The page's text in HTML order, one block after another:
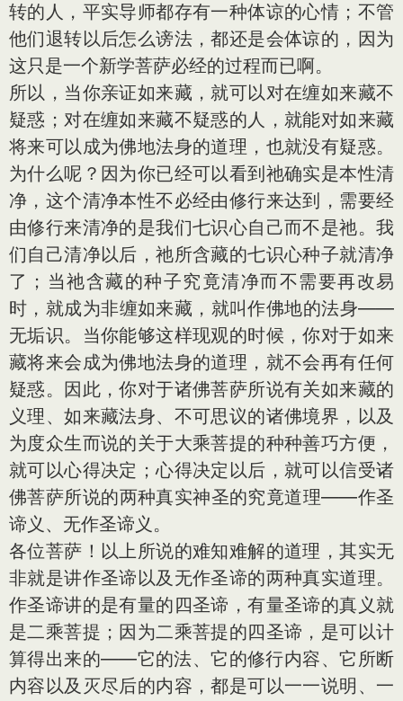
转的人，平实导师都存有一种体谅的心情；不管
他们退转以后怎么谤法，都还是会体谅的，因为
这只是一个新学菩萨必经的过程而已啊。
所以，当你亲证如来藏，就可以对在缠如来藏不
疑惑；对在缠如来藏不疑惑的人，就能对如来藏
将来可以成为佛地法身的道理，也就没有疑惑。
为什么呢？因为你已经可以看到祂确实是本性清
净，这个清净本性不必经由修行来达到，需要经
由修行来清净的是我们七识心自己而不是祂。我
们自己清净以后，祂所含藏的七识心种子就清净
了；当祂含藏的种子究竟清净而不需要再改易
时，就成为非缠如来藏，就叫作佛地的法身——
无垢识。当你能够这样现观的时候，你对于如来
藏将来会成为佛地法身的道理，就不会再有任何
疑惑。因此，你对于诸佛菩萨所说有关如来藏的
义理、如来藏法身、不可思议的诸佛境界，以及
为度众生而说的关于大乘菩提的种种善巧方便，
就可以心得决定；心得决定以后，就可以信受诸
佛菩萨所说的两种真实神圣的究竟道理——作圣
谛义、无作圣谛义。
各位菩萨！以上所说的难知难解的道理，其实无
非就是讲作圣谛以及无作圣谛的两种真实道理。
作圣谛讲的是有量的四圣谛，有量圣谛的真义就
是二乘菩提；因为二乘菩提的四圣谛，是可以计
算得出来的——它的法、它的修行内容、它所断
内容以及灭尽后的内容，都是可以一一说明、一